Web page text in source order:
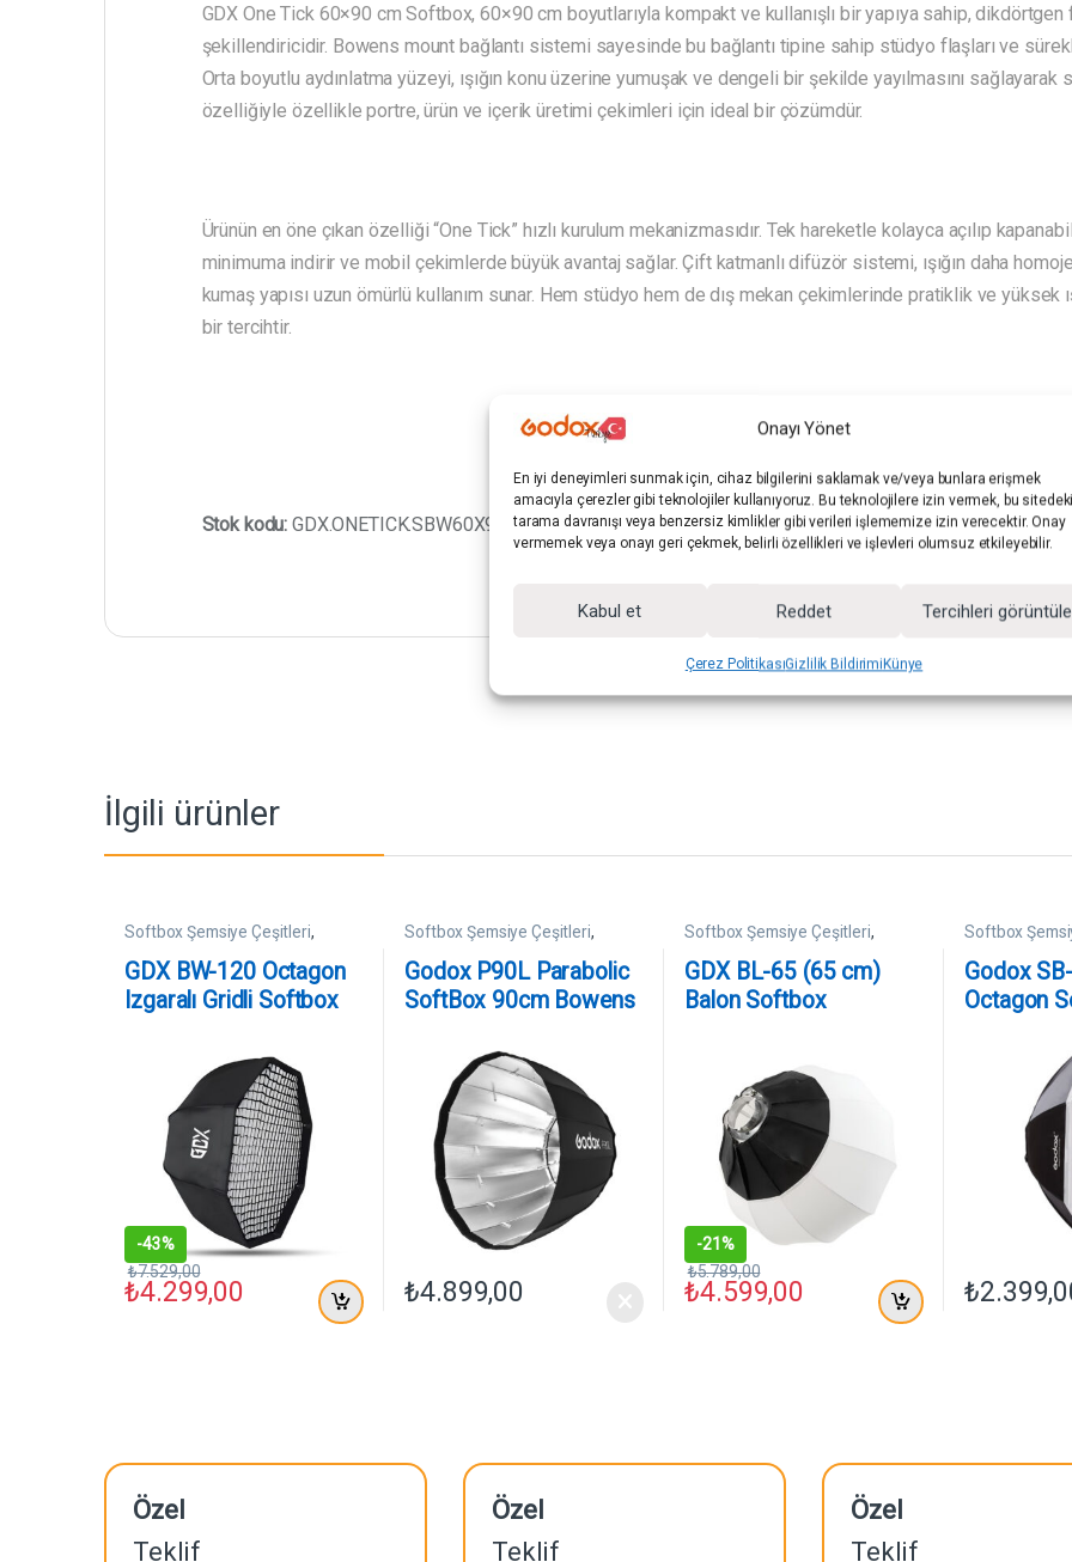
Onayı Yönet
En iyi deneyimleri sunmak için, cihaz bilgilerini saklamak ve/veya bunlara erişmek
amacıyla çerezler gibi teknolojiler kullanıyoruz. Bu teknolojilere izin vermek, bu
tarama davranışı veya benzersiz kimlikler gibi verileri işlememize izin verecektir. Onay
vermemek veya onayı geri çekmek, belirli özellikleri ve işlevleri olumsuz etkileyebilir.
Kabul et Reddet Tercihleri görüntüle
Çerez PolitikasıGizlilik BildirimiKünye
GDX One Tick 60×90 cm Softbox, 60×90 cm boyutlarıyla kompakt ve kullanışlı bir yapıya sahip,
şekillendiricidir. Bowens mount bağlantı sistemi sayesinde bu bağlantı tipine sahip stüdyo flaşları ve sürekli
Orta boyutlu aydınlatma yüzeyi, ışığın konu üzerine yumuşak ve dengeli bir şekilde yayılmasını
özelliğiyle özellikle portre, ürün ve içerik üretimi çekimleri için ideal bir çözümdür.
Ürünün en öne çıkan özelliği “One Tick” hızlı kurulum mekanizmasıdır. Tek hareketle kolayca açılıp
minimuma indirir ve mobil çekimlerde büyük avantaj sağlar. Çift katmanlı difüzör sistemi, ışığın daha
kumaş yapısı uzun ömürlü kullanım sunar. Hem stüdyo hem de dış mekan çekimlerinde pratiklik ve yüksek
bir tercihtir.
Stok kodu: GDX.ONETICK.SBW60X90 Kategoriler:SoftBoxlar Marka:GDX
İlgili ürünler
Softbox Şemsiye Çeşitleri,
GDX BW-120 Octagon
Izgaralı Gridli Softbox
-43%
₺4.299,00
₺7.529,00
Softbox Şemsiye Çeşitleri,
Godox P90L Parabolic
SoftBox 90cm Bowens
₺4.899,00
Softbox Şemsiye Çeşitleri,
GDX BL-65 (65 cm)
Balon Softbox
-21%
₺4.599,00
₺5.789,00
Softbox
Godox
Octagon
₺
Özel
Teklif
Özel
Teklif
Özel
Teklif